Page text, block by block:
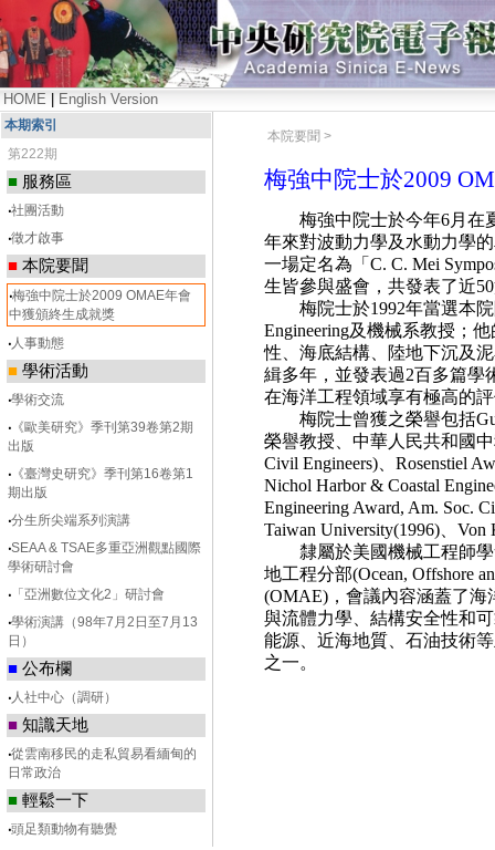
HOME English Version
本期索引
第222期
■ 服務區
‧社團活動
‧徵才啟事
■ 本院要聞
‧梅強中院士於2009 OMAE年會
中獲頒終生成就獎
‧人事動態
■ 學術活動
‧學術交流
‧ 《歐美研究》季刊第39卷第2期
出版
‧ 《臺灣史研究》季刊第16卷第1
期出版
‧分生所尖端系列演講
‧SEAA & TSAE多重亞洲觀點國際
學術研討會
‧ 「亞洲數位文化2」研討會
‧學術演講（98年7月2日至7月13
日）
■ 公布欄
‧人社中心（調研）
■ 知識天地
‧從雲南移民的走私貿易看緬甸的
日常政治
■ 輕鬆一下
‧頭足類動物有聽覺
本院要聞 >
梅強中院士於2009
梅強中院士於今年6月在
年來對波動力學及水動力學
一場定名為「 C. C. Mei
生皆參與盛會，共發表了近50
梅院士於1992年當選本
Engineering及機械系教授；
性、海底結構、陸地下沉及
緝多年，並發表過2百多篇學
在海洋工程領域享有極高的
梅院士曾獲之榮譽包括
榮譽教授、中華人民共和國
Civil Engineers)
Rosenstiel
Nichol Harbor & Coastal
Engineering Award, Am. Soc.
Taiwan University(1996)
Von
隸屬於美國機械工程師學
地工程分部(Ocean, Offshore
(OMAE) ，會議內容涵蓋了
與流體力學、結構安全性和
能源、近海地質、石油技術
之一。